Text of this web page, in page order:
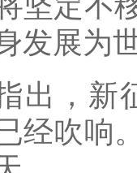
发展为
出，新
经吹响